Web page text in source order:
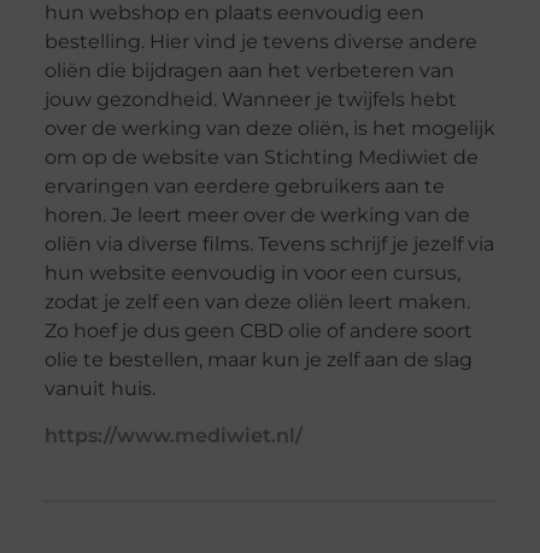
hun webshop en plaats eenvoudig een
bestelling. Hier vind je tevens diverse andere
oliën die bijdragen aan het verbeteren van
jouw gezondheid. Wanneer je twijfels hebt
over de werking van deze oliën, is het mogelijk
om op de website van Stichting Mediwiet de
ervaringen van eerdere gebruikers aan te
horen. Je leert meer over de werking van de
oliën via diverse films. Tevens schrijf je jezelf via
hun website eenvoudig in voor een cursus,
zodat je zelf een van deze oliën leert maken.
Zo hoef je dus geen CBD olie of andere soort
olie te bestellen, maar kun je zelf aan de slag
vanuit huis.
https://www.mediwiet.nl/